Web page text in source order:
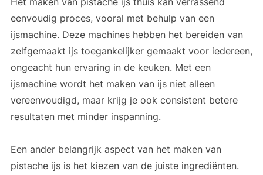
eenvoudig proces, vooral met behulp van een
ijsmachine. Deze machines hebben het bereiden van
zelfgemaakt ijs toegankelijker gemaakt voor iedereen,
ongeacht hun ervaring in de keuken. Met een
ijsmachine wordt het maken van ijs niet alleen
vereenvoudigd, maar krijg je ook consistent betere
resultaten met minder inspanning.
Een ander belangrijk aspect van het maken van
pistache ijs is het kiezen van de juiste ingrediënten.